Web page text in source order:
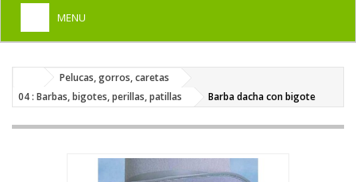
MENU
DISFRACES PARA ADULTOS
+
Pelucas, gorros, caretas
04 : Barbas, bigotes, perillas, patillas
Barba dacha con bigote